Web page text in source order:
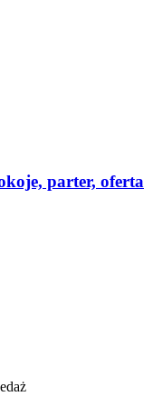
parter, oferta